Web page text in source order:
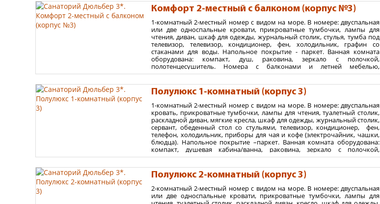
Варианты размещения:
до 4 взрослых – без детей.
максимум 2 взрослых + максимум 2 ребенка.
Комфорт 2-местный с балконом (корпус №3)
1-комнатный 2-местный номер с видом на море. В номере: двуспальная
или две односпальные кровати, прикроватные тумбочки, лампы для
чтения, диван, шкаф для одежды, журнальный столик, стулья, тумба под
телевизор, телевизор, кондиционер, фен, холодильник, графин со
стаканами для воды. Напольное покрытие - паркет. Ванная комната
оборудована: компакт, душ, раковина, зеркало с полочкой,
полотенцесушитель. Номера с балконами и летней мебелью,
расположены на 2-10 этажах.
Площадь номера 32 м2
Варианты размещения:
до 2 взрослых – без детей
максимум 2 взрослых + максимум 1 ребенок.
Полулюкс 1-комнатный (корпус 3)
1-комнатный 2-местный номер с видом на море. В номере: двуспальная
кровать, прикроватные тумбочки, лампы для чтения, туалетный столик,
раскладной диван, мягкие кресла, шкаф для одежды, журнальный столик,
сервант, обеденный стол со стульями, телевизор, кондиционер, фен,
телефон, холодильник, приборы для чая и кофе (электрочайник, чашки,
блюдца). Напольное покрытие –паркет. Ванная комната оборудована:
компакт, душевая кабина/ванна, раковина, зеркало с полочкой,
полотенцесушитель. Номера с 2-мя балконамии летней мебелью,
раскладной диван.
Площадь номера 34 м
Варианты размещения:
Полулюкс 2-комнатный (корпус 3)
2-комнатный 2-местный номер с видом на море. В номере: двуспальная
или две односпальные кровати, прикроватные тумбочки, лампы для